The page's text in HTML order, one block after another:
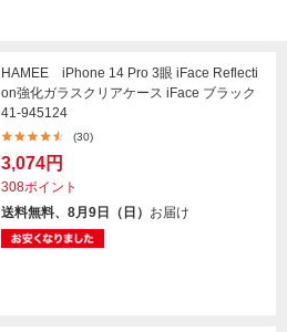
HAMEE iPhone 14 Pro 3眼 iFace Reflecti
on強化ガラスクリアケース iFace ブラック
41-945124
(30)
3,074円
308ポイント
送料無料、8月9日（日） お届け